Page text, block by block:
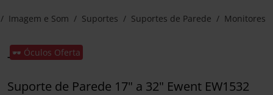
Imagem e Som Suportes Suportes de Parede Monitores
🕶️ Óculos Oferta
Suporte de Parede 17" a 32" Ewent EW1532